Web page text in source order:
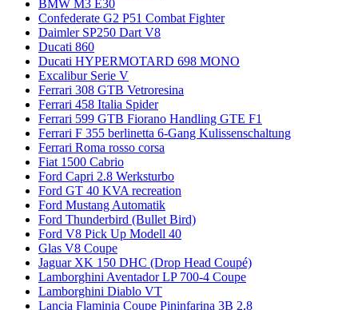
BMW M3 E30
Confederate G2 P51 Combat Fighter
Daimler SP250 Dart V8
Ducati 860
Ducati HYPERMOTARD 698 MONO
Excalibur Serie V
Ferrari 308 GTB Vetroresina
Ferrari 458 Italia Spider
Ferrari 599 GTB Fiorano Handling GTE F1
Ferrari F 355 berlinetta 6-Gang Kulissenschaltung
Ferrari Roma rosso corsa
Fiat 1500 Cabrio
Ford Capri 2.8 Werksturbo
Ford GT 40 KVA recreation
Ford Mustang Automatik
Ford Thunderbird (Bullet Bird)
Ford V8 Pick Up Modell 40
Glas V8 Coupe
Jaguar XK 150 DHC (Drop Head Coupé)
Lamborghini Aventador LP 700-4 Coupe
Lamborghini Diablo VT
Lancia Flaminia Coupe Pininfarina 3B 2,8